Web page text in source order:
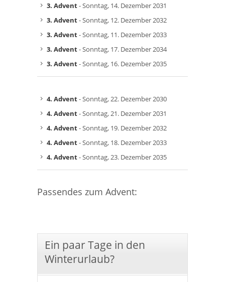
3. Advent- Sonntag, 14. Dezember 2031
3. Advent- Sonntag, 12. Dezember 2032
3. Advent- Sonntag, 11. Dezember 2033
3. Advent- Sonntag, 17. Dezember 2034
3. Advent- Sonntag, 16. Dezember 2035
4. Advent- Sonntag, 22. Dezember 2030
4. Advent- Sonntag, 21. Dezember 2031
4. Advent- Sonntag, 19. Dezember 2032
4. Advent- Sonntag, 18. Dezember 2033
4. Advent- Sonntag, 23. Dezember 2035
Passendes zum Advent:
Ein paar Tage in den
Winterurlaub?